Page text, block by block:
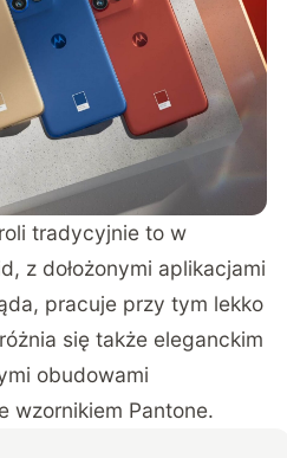
tradycyjnie to w
z dołożonymi aplikacjami
pracuje przy tym lekko
się także eleganckim
obudowami
wzornikiem Pantone.